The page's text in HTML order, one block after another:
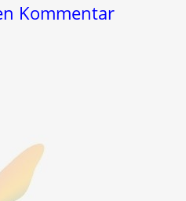
Kommentar